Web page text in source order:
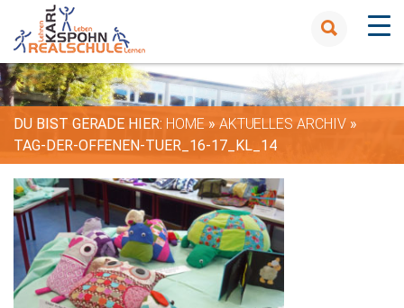
DU BIST GERADE HIER: HOME » AKTUELLES ARCHIV»
TAG-DER-OFFENEN-TUER_16-17_KL_14